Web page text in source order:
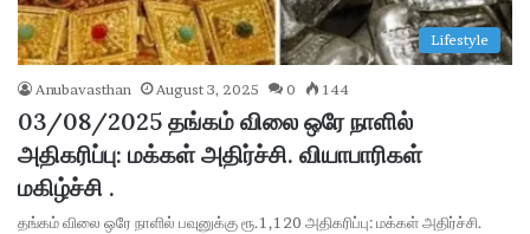
Lifestyle
Anubavasthan August 3, 2025 0 144
03/08/2025 தங்கம் விலை ஒரே நாளில்
அதிகரிப்பு: மக்கள் அதிர்ச்சி. வியாபாரிகள்
மகிழ்ச்சி .
தங்கம் விலை ஒரே நாளில் பவுனுக்கு ரூ.1,120 அதிகரிப்பு: மக்கள் அதிர்ச்சி.